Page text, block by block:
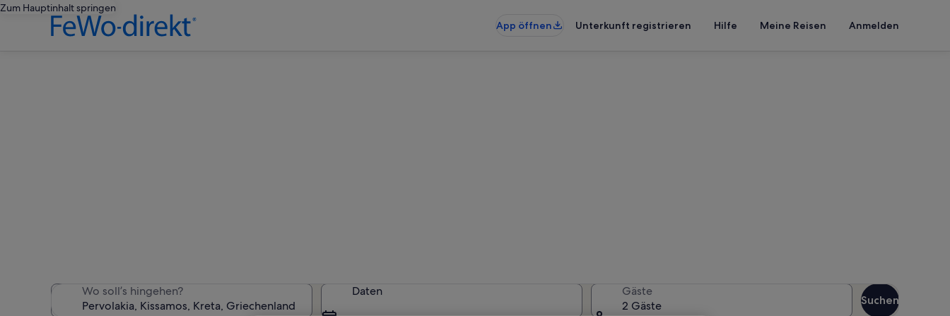
Zum Hauptinhalt springen
App öffnen
Unterkunft registrieren Hilfe Meine Reisen Anmelden
Wo soll’s hingehen? Daten
Gäste
2 Gäste
Suchen